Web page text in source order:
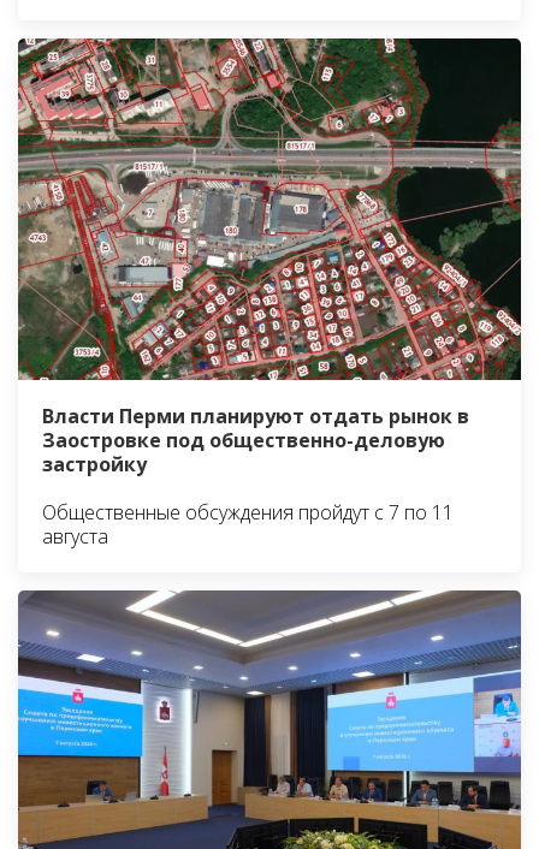
Власти Перми планируют отдать рынок в
Заостровке под общественно-деловую
застройку
Общественные обсуждения пройдут с 7 по 11
августа